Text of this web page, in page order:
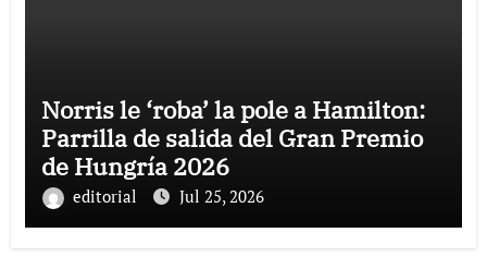
Norris le ‘roba’ la pole a Hamilton:
Parrilla de salida del Gran Premio
de Hungría 2026
editorial Jul 25, 2026